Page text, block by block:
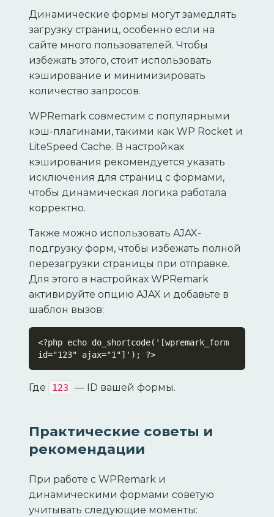
Динамические формы могут замедлять
загрузку страниц, особенно если на
сайте много пользователей. Чтобы
избежать этого, стоит использовать
кэширование и минимизировать
количество запросов.
WPRemark совместим с популярными
кэш-плагинами, такими как WP Rocket и
LiteSpeed Cache. В настройках
кэширования рекомендуется указать
исключения для страниц с формами,
чтобы динамическая логика работала
корректно.
Также можно использовать AJAX-
подгрузку форм, чтобы избежать полной
перезагрузки страницы при отправке.
Для этого в настройках WPRemark
активируйте опцию AJAX и добавьте в
шаблон вызов:
<?php echo do_shortcode('[wpremark_form
id="123" ajax="1"]'); ?>
Где 123 — ID вашей формы.
Практические советы и
рекомендации
При работе с WPRemark и
динамическими формами советую
учитывать следующие моменты: